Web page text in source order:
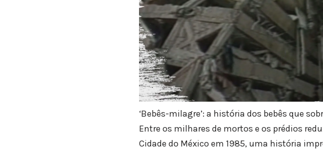
‘Bebês-milagre’: a história dos bebês que
Entre os milhares de mortos e os prédios
Cidade do México em 1985, uma história